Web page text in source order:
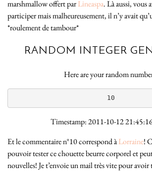
marshmallow offert parLineaspa. Là aussi, vous
participer mais malheureusement, il n’y avait
*roulement de tambour*
RANDOM INTEGER
Here are your random
10
Timestamp: 2011-10-12
Et le commentaire n°10 correspond àLorraine!
pouvoir tester ce chouette beurre corporel et
nouvelles! Je t’envoie un mail très vite pour avoir